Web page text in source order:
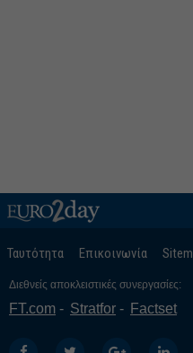
Ταυτότητα Επικοινωνία
Διεθνείς αποκλειστικές συνεργασίες:
FT.com Stratfor Factset